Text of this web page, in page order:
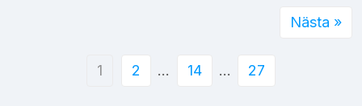
1 2 … 14 … 27
Nästa »